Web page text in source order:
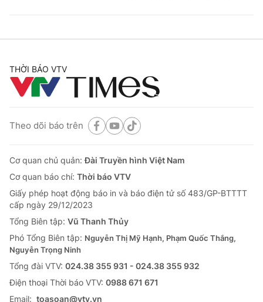
THỜI BÁO VTV
Theo dõi báo trên
Cơ quan chủ quản:Đài Truyền hình Việt Nam
Cơ quan báo chí: Thời báo VTV
Giấy phép hoạt động báo in và báo điện tử số 483/GP-BTTTT
cấp ngày 29/12/2023
Tổng Biên tập: Vũ Thanh Thủy
Phó Tổng Biên tập: Nguyễn Thị Mỹ Hạnh, Phạm Quốc Thắng,
Nguyễn Trọng Ninh
Tổng đài VTV: 024.38 355 931 - 024.38 355 932
Ðiện thoại Thời báo VTV: 0988 671 671
Email: toasoan@vtv.vn